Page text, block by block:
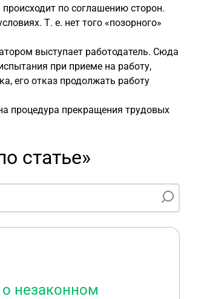
по соглашению сторон.
Т. е. нет того «позорного»
выступает работодатель. Сюда
при приеме на работу,
его отказ продолжать работу
процедура прекращения трудовых
статье»
незаконном